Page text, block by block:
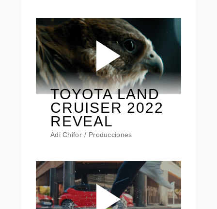
TOYOTA LAND
CRUISER 2022
REVEAL
Adi Chifor Producciones